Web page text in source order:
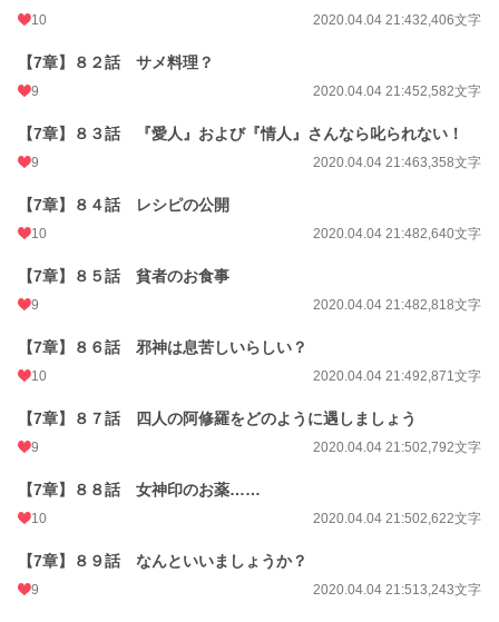
10 2020.04.04 21:432,406文字
【7章】８２話 サメ料理？
9 2020.04.04 21:452,582文字
【7章】８３話 『愛人』および『情人』さんなら叱られない！
9 2020.04.04 21:463,358文字
【7章】８４話 レシピの公開
10 2020.04.04 21:482,640文字
【7章】８５話 貧者のお食事
9 2020.04.04 21:482,818文字
【7章】８６話 邪神は息苦しいらしい？
10 2020.04.04 21:492,871文字
【7章】８７話 四人の阿修羅をどのように遇しましょう
9 2020.04.04 21:502,792文字
【7章】８８話 女神印のお薬……
10 2020.04.04 21:502,622文字
【7章】８９話 なんといいましょうか？
9 2020.04.04 21:513,243文字